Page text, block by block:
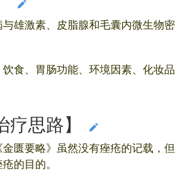
雄激素、皮脂腺和毛囊内微生物密
食、胃肠功能、环境因素、化妆
疗思路】
金匮要略》虽然没有痤疮的记载，
的目的。